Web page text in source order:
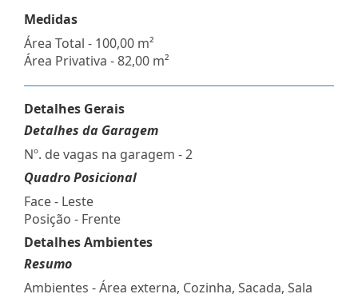
Medidas
Área Total - 100,00 m²
Área Privativa - 82,00 m²
Detalhes Gerais
Detalhes da Garagem
Nº. de vagas na garagem - 2
Quadro Posicional
Face - Leste
Posição - Frente
Detalhes Ambientes
Resumo
Ambientes - Área externa, Cozinha, Sacada, Sala